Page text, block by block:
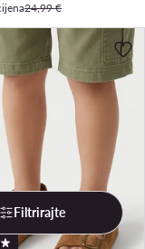
24,99 €
Filtrirajte